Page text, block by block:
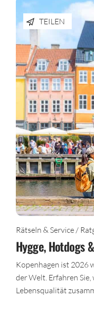
TEILEN
Rätseln & Service /
Hygge, Hotdogs
Kopenhagen ist 2026
der Welt. Erfahren
Lebensqualität